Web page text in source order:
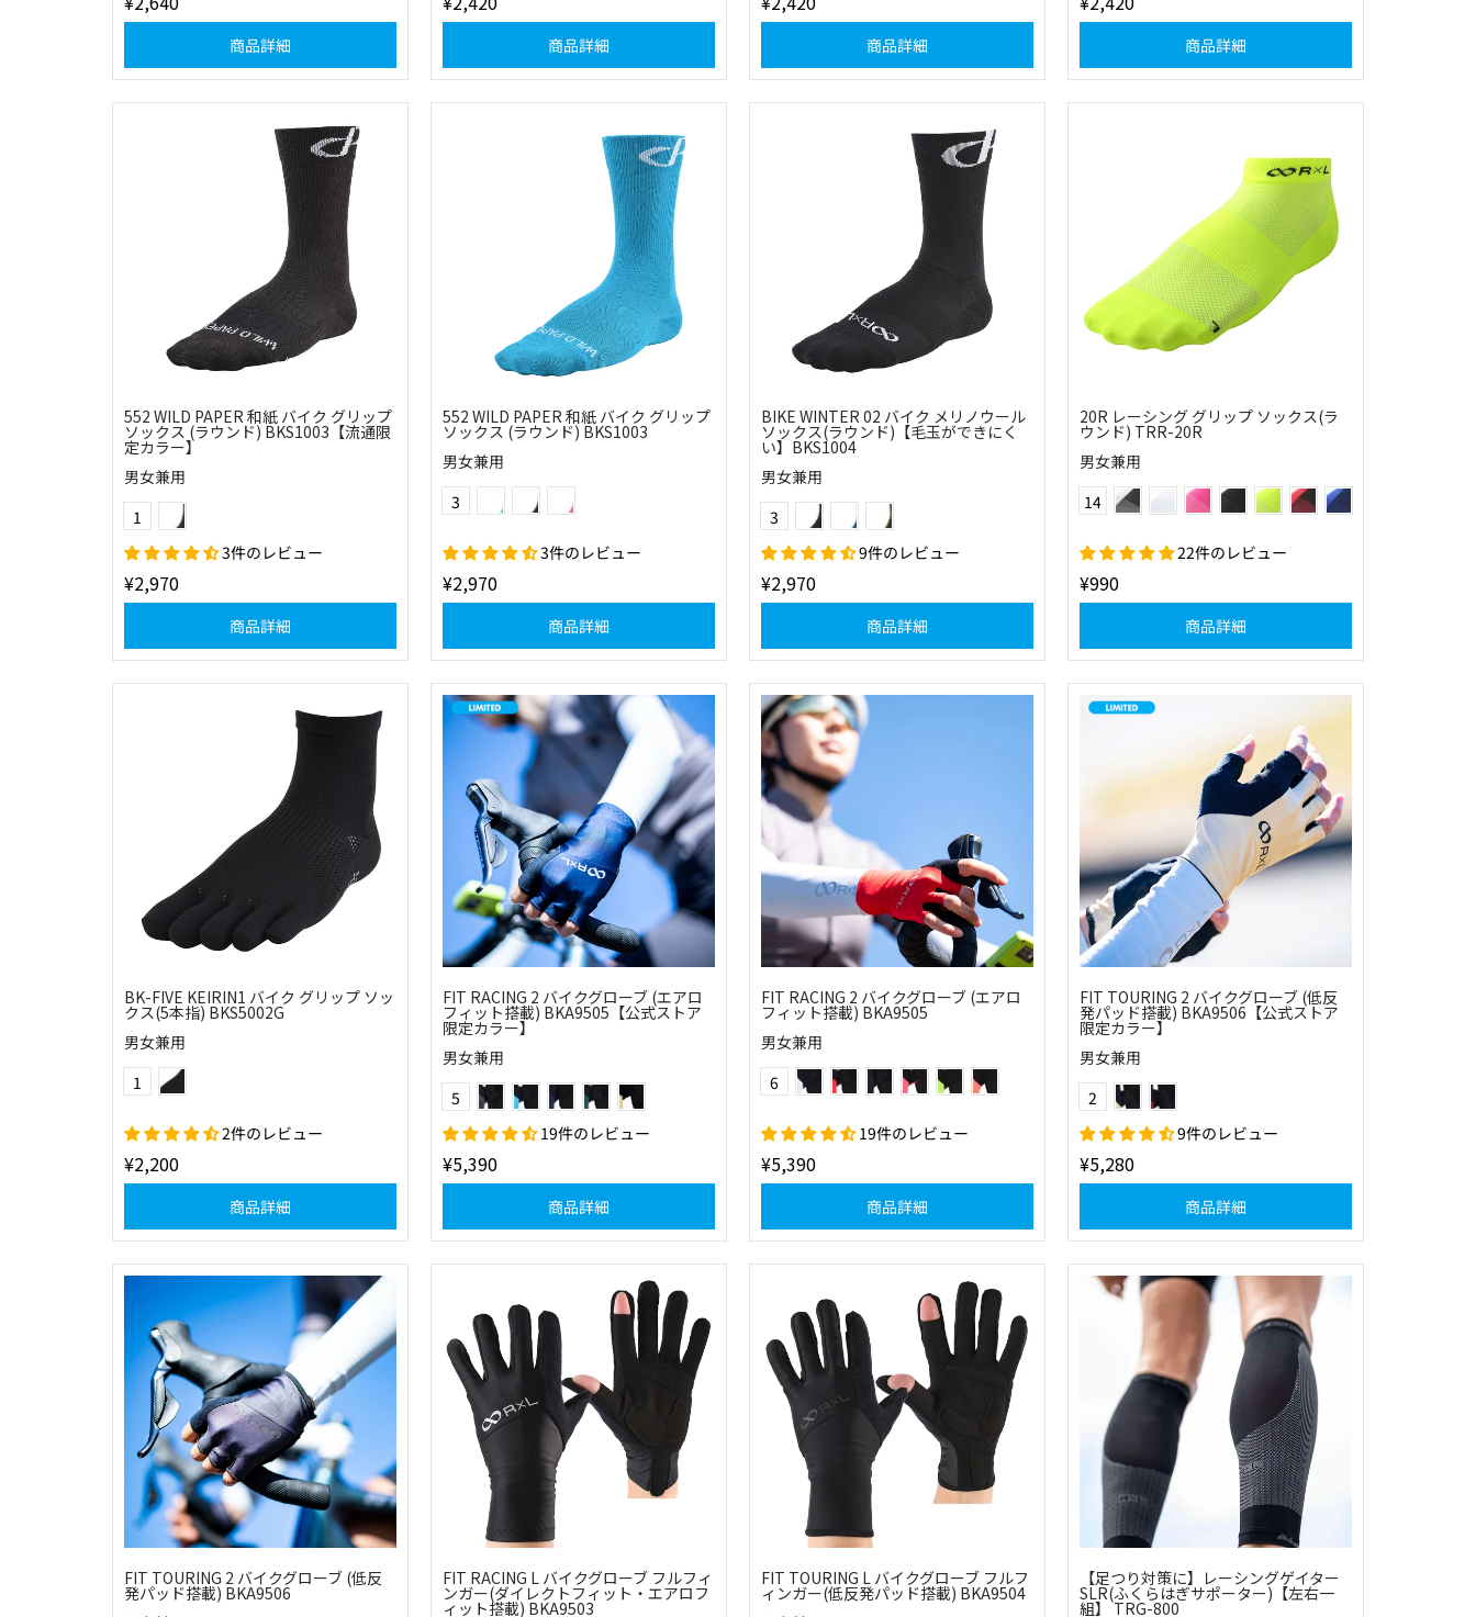
商品詳細 商品詳細 商品詳細 商品詳細
552 WILD PAPER 和紙 バイク グリップ
ソックス (ラウンド) BKS1003【流通限
定カラー】
男女兼用
Color
1
3件のレビュー
¥2,970
商品詳細
552 WILD PAPER 和紙 バイク グリップ
ソックス (ラウンド) BKS1003
男女兼用
Color
3
3件のレビュー
¥2,970
商品詳細
BIKE WINTER 02 バイク メリノウール
ソックス(ラウンド)【毛玉ができにく
い】BKS1004
男女兼用
Color
3
9件のレビュー
¥2,970
商品詳細
20R レーシング グリップ ソックス(ラ
ウンド) TRR-20R
男女兼用
Color
14
ネイビー×ピンク
スカイ×ブラック
ネイビー×ホワイト
レッド×ホワイト
ピンク×ブラック
オレンジ×ブラック
グリーン×ブラック
22件のレビュー
¥990
商品詳細
BK-FIVE KEIRIN1 バイク グリップ ソッ
クス(5本指) BKS5002G
男女兼用
Color
1
2件のレビュー
¥2,200
商品詳細
FIT RACING 2 バイクグローブ (エアロ
フィット搭載) BKA9505【公式ストア
限定カラー】
男女兼用
Color
5
19件のレビュー
¥5,390
商品詳細
FIT RACING 2 バイクグローブ (エアロ
フィット搭載) BKA9505
男女兼用
Color
6
(57)フラッシュオレンジ
19件のレビュー
¥5,390
商品詳細
FIT TOURING 2 バイクグローブ (低反
発パッド搭載) BKA9506【公式ストア
限定カラー】
男女兼用
Color
2
9件のレビュー
¥5,280
商品詳細
FIT TOURING 2 バイクグローブ (低反
発パッド搭載) BKA9506
FIT RACING L バイクグローブ フルフィ
ンガー(ダイレクトフィット・エアロフ
ィット搭載) BKA9503
FIT TOURING L バイクグローブ フルフ
ィンガー(低反発パッド搭載) BKA9504
【足つり対策に】レーシングゲイター
SLR(ふくらはぎサポーター)【左右一
組】 TRG-800